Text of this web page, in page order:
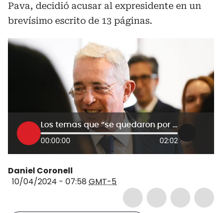
Pava, decidió acusar al expresidente en un
brevísimo escrito de 13 páginas.
Los temas que “se quedaron por fuera” del escrito de acusación contra Álvaro Uribe
00:00:00 02:02
Daniel Coronell
10/04/2024 - 07:58 GMT-5